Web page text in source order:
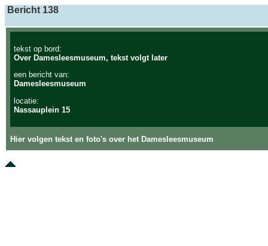
Bericht 138
tekst op bord:
Over Damesleesmuseum, tekst volgt later
een bericht van:
Damesleesmuseum
locatie:
Nassauplein 15
Hier volgen tekst en foto's over het Damesleesmuseum